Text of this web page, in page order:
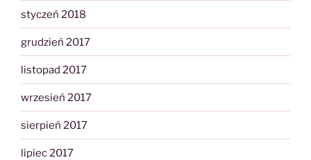
styczeń 2018
grudzień 2017
listopad 2017
wrzesień 2017
sierpień 2017
lipiec 2017